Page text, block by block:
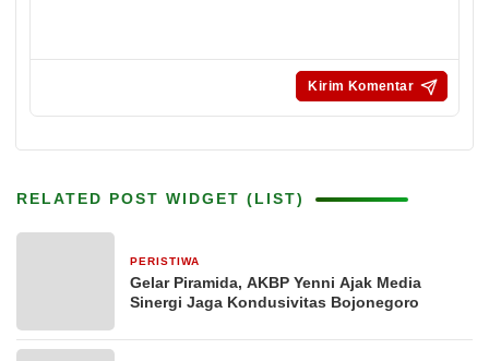
RELATED POST WIDGET (LIST)
PERISTIWA
Gelar Piramida, AKBP Yenni Ajak Media
Sinergi Jaga Kondusivitas Bojonegoro